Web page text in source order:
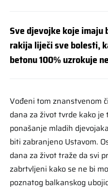
Sve djevojke koje imaju
rakija liječi sve bolesti,
betonu 100% uzrokuje
Vođeni tom znanstvenom
dana za život tvrde kako
ponašanje mladih
biti zabranjeno Ustavom.
dana za život traže da svi
zabrtvljeni kako se ne bi
poznatog balkanskog